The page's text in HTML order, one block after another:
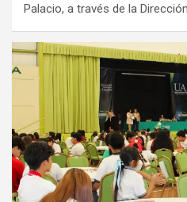
Palacio, a través de la